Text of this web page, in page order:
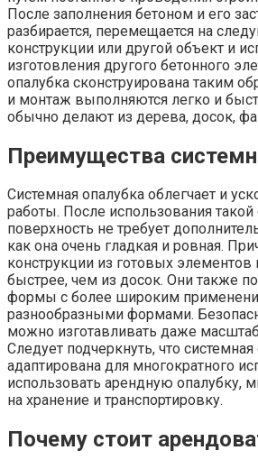
После заполнения бетоном и его
разбирается, перемещается на
конструкции или другой объект и
изготовления другого бетонного
опалубка сконструирована таким
и монтаж выполняются легко и
обычно делают из дерева, досок,
Преимущества
Системная опалубка облегчает и
работы. После использования такой
поверхность не требует
как она очень гладкая и ровная.
конструкции из готовых элементов
быстрее, чем из досок. Они также
формы с более широким
разнообразными формами.
можно изготавливать даже
Следует подчеркнуть, что системная
адаптирована для многократного
использовать арендную опалубку,
на хранение и транспортировку.
Почему стоит